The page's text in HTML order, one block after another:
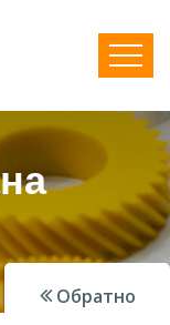
Обратно